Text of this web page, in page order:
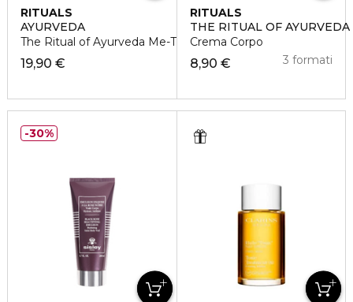
RITUALS
AYURVEDA
The Ritual of Ayurveda Me-Time Set Joyful Reset
19,90 €
RITUALS
THE RITUAL OF AYURVEDA
Crema Corpo
8,90 € 3 formati
30%